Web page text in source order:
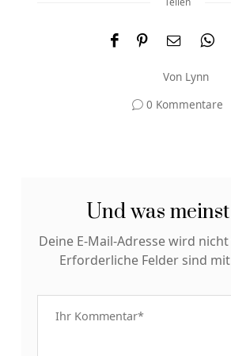
Von Lynn
0 Kommentare
Und was
Deine E-Mail-Adresse wird
Erforderliche Felder sind mit